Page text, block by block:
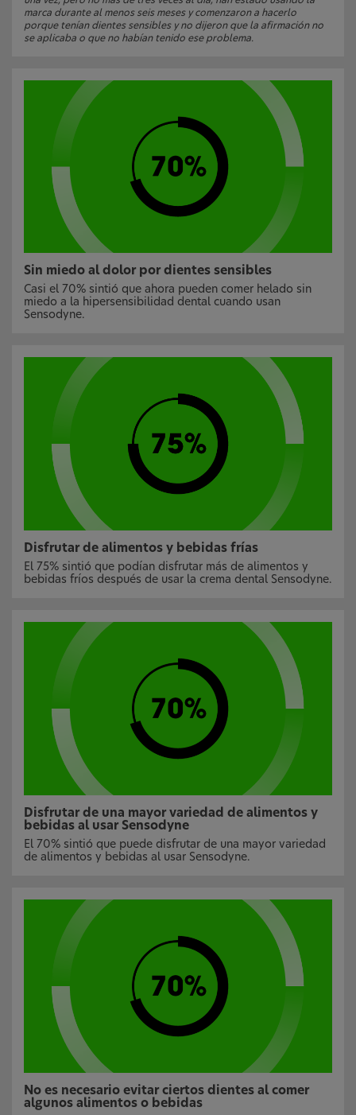
marca durante al menos seis meses y comenzaron a hacerlo
porque tenían dientes sensibles y no dijeron que la afirmación no
se aplicaba o que no habían tenido ese problema.
Sin miedo al dolor por dientes sensibles
Casi el 70% sintió que ahora pueden comer helado sin
miedo a la hipersensibilidad dental cuando usan
Sensodyne.
Disfrutar de alimentos y bebidas frías
El 75% sintió que podían disfrutar más de alimentos y
bebidas fríos después de usar la crema dental Sensodyne.
Disfrutar de una mayor variedad de alimentos y
bebidas al usar Sensodyne
El 70% sintió que puede disfrutar de una mayor variedad
de alimentos y bebidas al usar Sensodyne.
No es necesario evitar ciertos dientes al comer
algunos alimentos o bebidas